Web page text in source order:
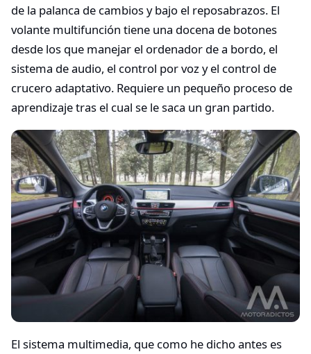
de la palanca de cambios y bajo el reposabrazos. El
volante multifunción tiene una docena de botones
desde los que manejar el ordenador de a bordo, el
sistema de audio, el control por voz y el control de
crucero adaptativo. Requiere un pequeño proceso de
aprendizaje tras el cual se le saca un gran partido.
El sistema multimedia, que como he dicho antes es